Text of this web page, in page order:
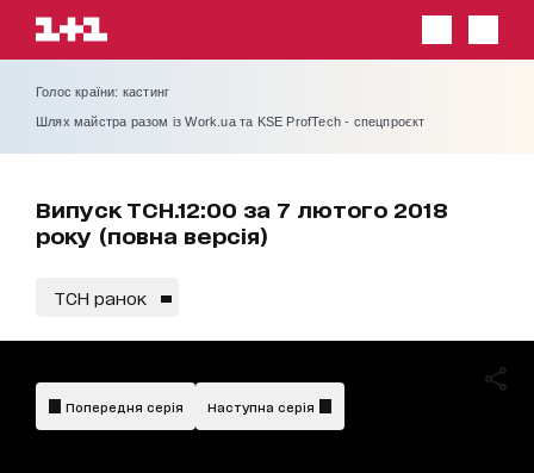
Голос країни: кастинг
Шлях майстра разом із Work.ua та KSE ProfTech - спецпроєкт
Випуск ТСН.12:00 за 7 лютого 2018
року (повна версія)
ТСН ранок
Попередня серія Наступна серія